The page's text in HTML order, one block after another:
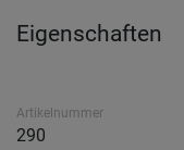
Eigenschaften
Artikelnummer
290